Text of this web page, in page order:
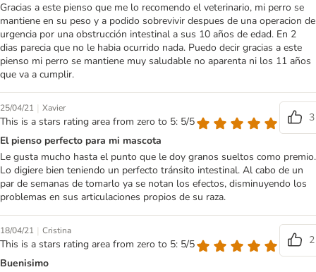
Gracias a este pienso que me lo recomendo el veterinario, mi perro se
mantiene en su peso y a podido sobrevivir despues de una operacion de
urgencia por una obstrucción intestinal a sus 10 años de edad. En 2
dias parecia que no le habia ocurrido nada. Puedo decir gracias a este
pienso mi perro se mantiene muy saludable no aparenta ni los 11 años
que va a cumplir.
25/04/21 | Xavier
This is a stars rating area from zero to 5: 5/5
3
El pienso perfecto para mi mascota
Le gusta mucho hasta el punto que le doy granos sueltos como premio.
Lo digiere bien teniendo un perfecto tránsito intestinal. Al cabo de un
par de semanas de tomarlo ya se notan los efectos, disminuyendo los
problemas en sus articulaciones propios de su raza.
18/04/21 | Cristina
This is a stars rating area from zero to 5: 5/5
2
Buenisimo